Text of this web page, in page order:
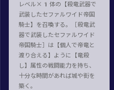
レベル×1体の【殺竜武器で
武装したセファルワイド帝国
騎士】を召喚する。［殺竜武
器で武装したセファルワイド
帝国騎士］は【個人で帝竜と
渡り合える】ように【竜殺
し】属性の戦闘能力を持ち、
十分な時間があれば城や街を
築く。